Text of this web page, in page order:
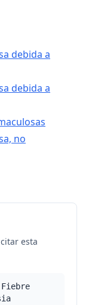
debida a
debida a
no
esta